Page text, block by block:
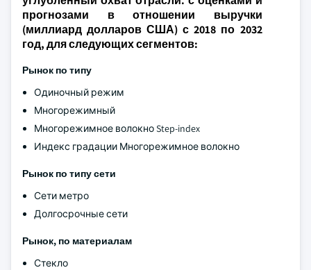
прогнозами в отношении выручки
(миллиард долларов США) с 2018 по 2032
год, для следующих сегментов:
Рынок по типу
Одиночный режим
Многорежимный
Многорежимное волокно Step-index
Индекс градации Многорежимное волокно
Рынок по типу сети
Сети метро
Долгосрочные сети
Рынок, по материалам
Стекло